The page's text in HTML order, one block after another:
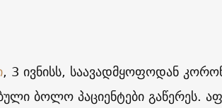
, 3 ივნისს, საავადმყოფოდან
ბოლო პაციენტები გაწერეს.